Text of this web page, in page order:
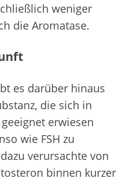
weniger
die Aromatase.
es darüber hinaus
die sich in
erwiesen
wie FSH zu
verursachte von
binnen kurzer